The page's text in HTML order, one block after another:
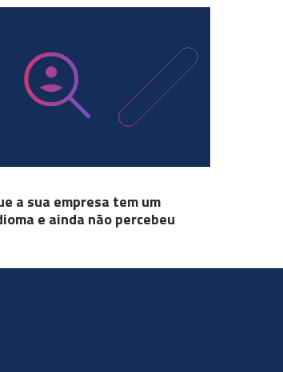
a sua empresa tem um
e ainda não percebeu